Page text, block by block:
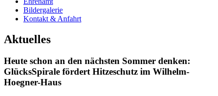
Bildergalerie
Kontakt & Anfahrt
Aktuelles
Heute schon an den nächsten Sommer denken:
GlücksSpirale fördert Hitzeschutz im Wilhelm-
Hoegner-Haus